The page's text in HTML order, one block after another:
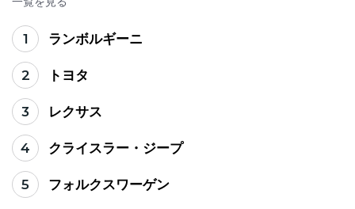
1 ランボルギーニ
2 トヨタ
3 レクサス
4 クライスラー・ジープ
5 フォルクスワーゲン